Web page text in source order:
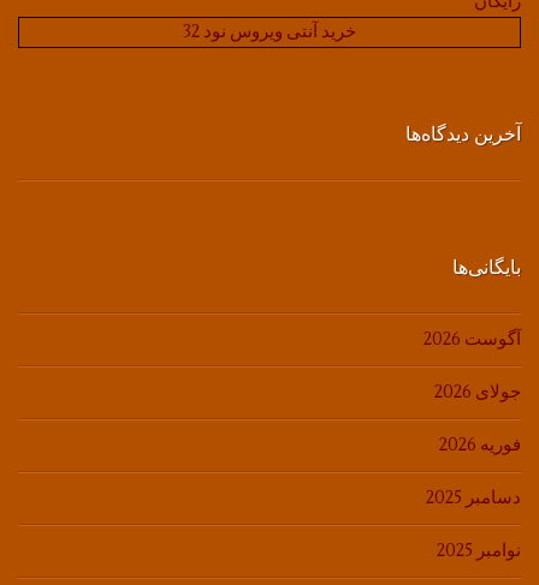
خرید آنتی ویروس نود 32
آخرین دیدگاه‌ها
بایگانی‌ها
آگوست 2026
جولای 2026
فوریه 2026
دسامبر 2025
نوامبر 2025